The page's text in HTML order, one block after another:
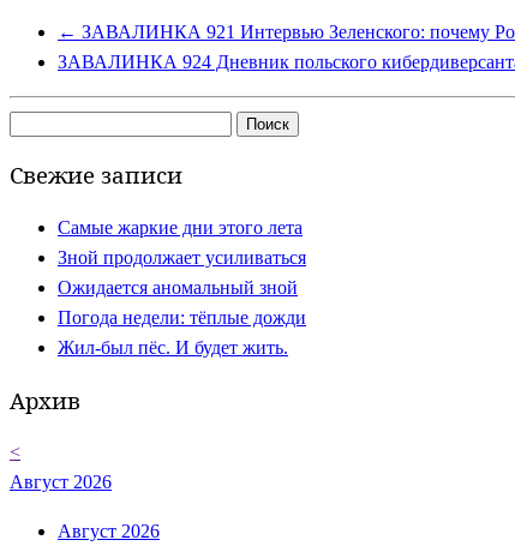
← ЗАВАЛИНКА 921 Интервью Зеленского: почему
ЗАВАЛИНКА 924 Дневник польского
Свежие записи
Самые жаркие дни этого лета
Зной продолжает усиливаться
Ожидается аномальный зной
Погода недели: тёплые дожди
Жил-был пёс. И будет жить.
Архив
<
Август 2026
Август 2026